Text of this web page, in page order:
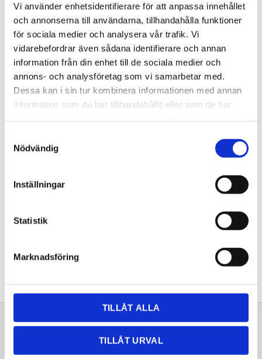
Vi använder enhetsidentifierare för att anpassa innehållet
och annonserna till användarna, tillhandahålla funktioner
för sociala medier och analysera vår trafik. Vi
vidarebefordrar även sådana identifierare och annan
information från din enhet till de sociala medier och
annons- och analysföretag som vi samarbetar med.
Dessa kan i sin tur kombinera informationen med annan
information som du har tillhandahållit eller som de har
Nödvändig
Inställningar
Statistik
Marknadsföring
TILLÅT ALLA
TILLÅT URVAL
15 100,00KR
Antal
Lagervara
Artikelnr
20261260
Sortiment Information